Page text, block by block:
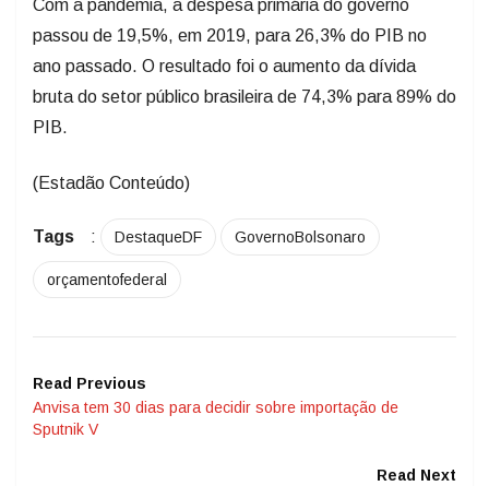
Com a pandemia, a despesa primária do governo
passou de 19,5%, em 2019, para 26,3% do PIB no
ano passado. O resultado foi o aumento da dívida
bruta do setor público brasileira de 74,3% para 89% do
PIB.
(Estadão Conteúdo)
Tags : DestaqueDF GovernoBolsonaro
orçamentofederal
Read Previous
Anvisa tem 30 dias para decidir sobre importação de
Sputnik V
Read Next